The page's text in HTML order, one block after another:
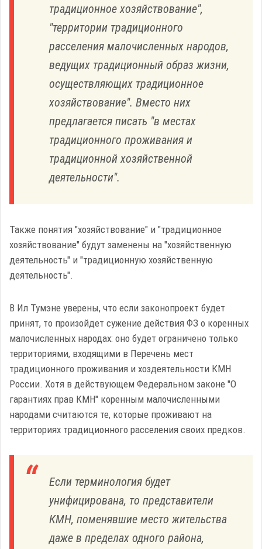
традиционное хозяйствование",
"территории традиционного
расселения малочисленных народов,
ведущих традиционный образ жизни,
осуществляющих традиционное
хозяйствование". Вместо них
предлагается писать "в местах
традиционного проживания и
традиционной хозяйственной
деятельности".
Также понятия "хозяйствование" и "традиционное
хозяйствование" будут заменены на "хозяйственную
деятельность" и "традиционную хозяйственную
деятельность".
В Ил Тумэне уверены, что если законопроект будет
принят, то произойдет сужение действия ФЗ о коренных
малочисленных народах: оно будет ограничено только
территориями, входящими в Перечень мест
традиционного проживания и хоздеятельности КМН
России. Хотя в действующем Федеральном законе "О
гарантиях прав КМН" коренным малочисленными
народами считаются те, которые проживают на
территориях традиционного расселения своих предков.
Если терминология будет
унифицирована, то представители
КМН, поменявшие место жительства
даже в пределах одного района,